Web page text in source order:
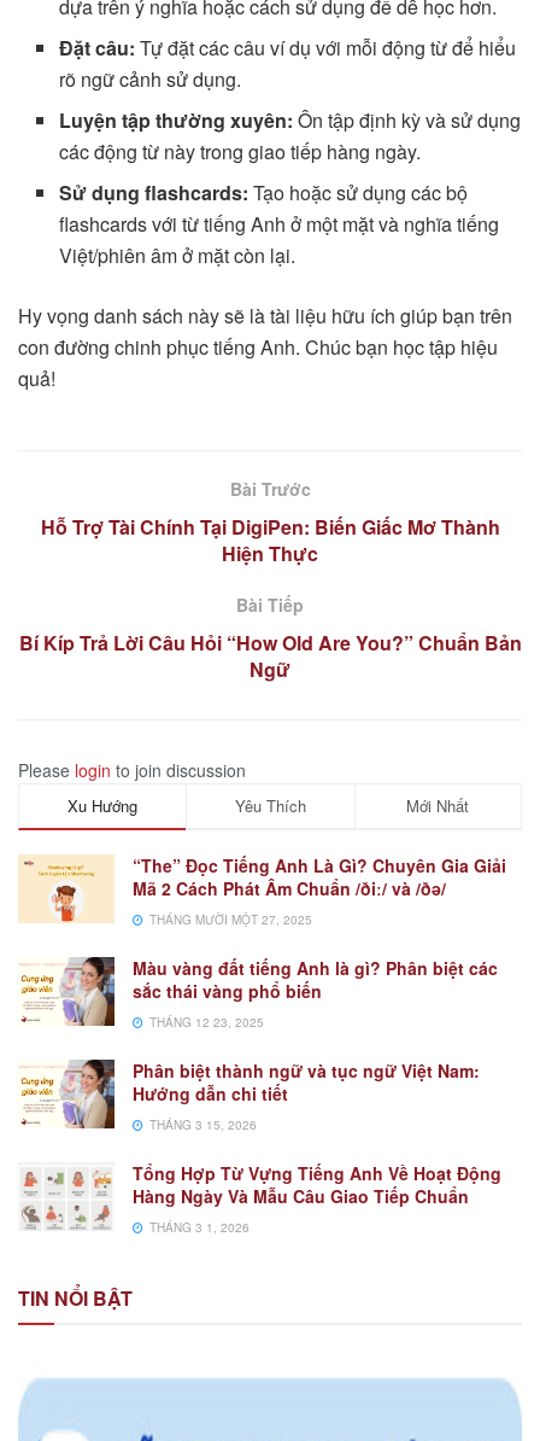
dựa trên ý nghĩa hoặc cách sử dụng để dễ học hơn.
Đặt câu: Tự đặt các câu ví dụ với mỗi động từ để hiểu
rõ ngữ cảnh sử dụng.
Luyện tập thường xuyên: Ôn tập định kỳ và sử dụng
các động từ này trong giao tiếp hàng ngày.
Sử dụng flashcards: Tạo hoặc sử dụng các bộ
flashcards với từ tiếng Anh ở một mặt và nghĩa tiếng
Việt/phiên âm ở mặt còn lại.
Hy vọng danh sách này sẽ là tài liệu hữu ích giúp bạn trên
con đường chinh phục tiếng Anh. Chúc bạn học tập hiệu
quả!
Bài Trước
Hỗ Trợ Tài Chính Tại DigiPen: Biến Giấc Mơ Thành
Hiện Thực
Bài Tiếp
Bí Kíp Trả Lời Câu Hỏi “How Old Are You?” Chuẩn Bản
Ngữ
Please login to join discussion
Xu Hướng Yêu Thích Mới Nhất
“The” Đọc Tiếng Anh Là Gì? Chuyên Gia Giải
Mã 2 Cách Phát Âm Chuẩn /ðiː/ và /ðə/
THÁNG MƯỜI MỘT 27, 2025
Màu vàng đất tiếng Anh là gì? Phân biệt các
sắc thái vàng phổ biến
THÁNG 12 23, 2025
Phân biệt thành ngữ và tục ngữ Việt Nam:
Hướng dẫn chi tiết
THÁNG 3 15, 2026
Tổng Hợp Từ Vựng Tiếng Anh Về Hoạt Động
Hàng Ngày Và Mẫu Câu Giao Tiếp Chuẩn
THÁNG 3 1, 2026
TIN NỔI BẬT